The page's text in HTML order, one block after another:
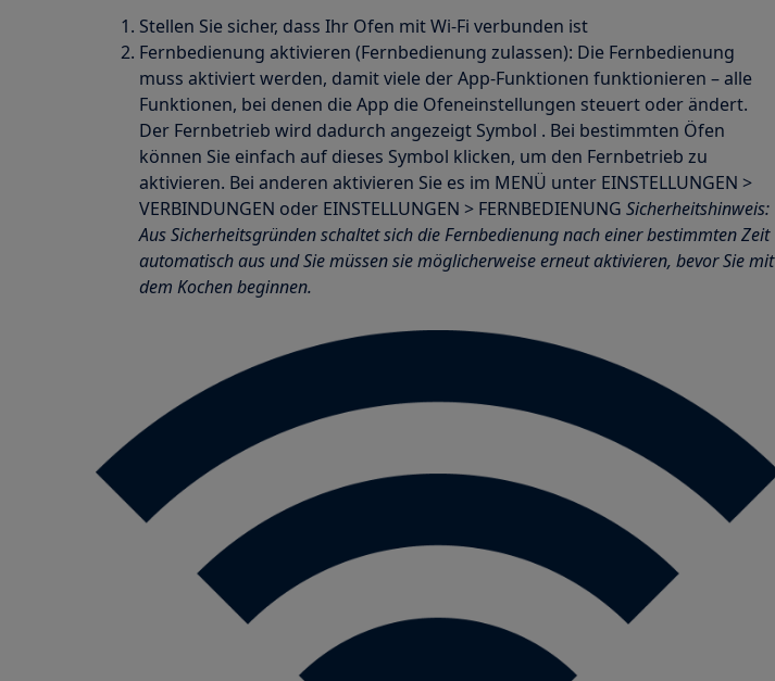
Stellen Sie sicher, dass Ihr Ofen mit Wi-Fi verbunden ist
Fernbedienung aktivieren (Fernbedienung zulassen): Die Fernbedienung
muss aktiviert werden, damit viele der App-Funktionen funktionieren – alle
Funktionen, bei denen die App die Ofeneinstellungen steuert oder ändert.
Der Fernbetrieb wird dadurch angezeigt Symbol . Bei bestimmten Öfen
können Sie einfach auf dieses Symbol klicken, um den Fernbetrieb zu
aktivieren. Bei anderen aktivieren Sie es im MENÜ unter EINSTELLUNGEN >
VERBINDUNGEN oder EINSTELLUNGEN > FERNBEDIENUNG Sicherheitshinweis:
Aus Sicherheitsgründen schaltet sich die Fernbedienung nach einer bestimmten Zeit
automatisch aus und Sie müssen sie möglicherweise erneut aktivieren, bevor Sie mit
dem Kochen beginnen.